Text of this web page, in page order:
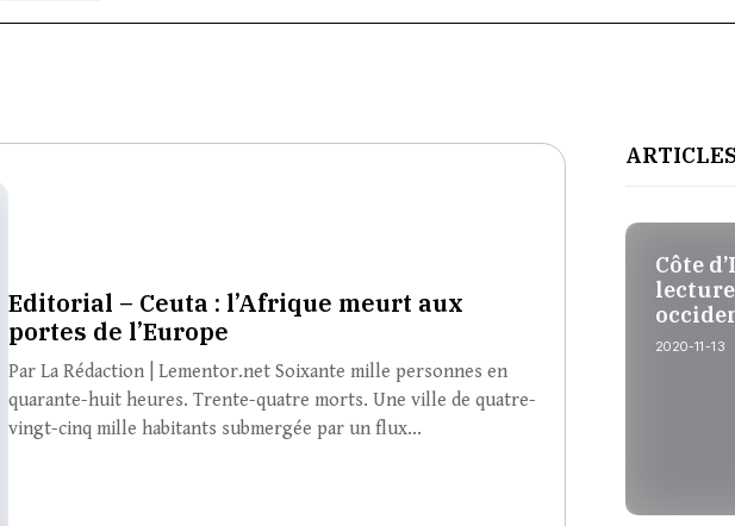
Editorial – Ceuta : l’Afrique meurt aux
portes de l’Europe
Par La Rédaction | Lementor.net Soixante mille personnes en
quarante-huit heures. Trente-quatre morts. Une ville de quatre-
vingt-cinq mille habitants submergée par un flux...
Côte
2020-11-13